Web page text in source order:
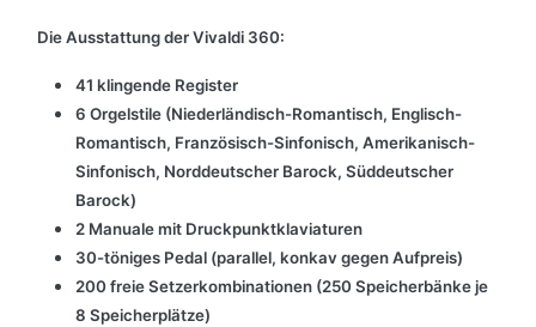
Die Ausstattung der Vivaldi 360:
41 klingende Register
6 Orgelstile (Niederländisch-Romantisch, Englisch-
Romantisch, Französisch-Sinfonisch, Amerikanisch-
Sinfonisch, Norddeutscher Barock, Süddeutscher
Barock)
2 Manuale mit Druckpunktklaviaturen
30-töniges Pedal (parallel, konkav gegen Aufpreis)
200 freie Setzerkombinationen (250 Speicherbänke je
8 Speicherplätze)